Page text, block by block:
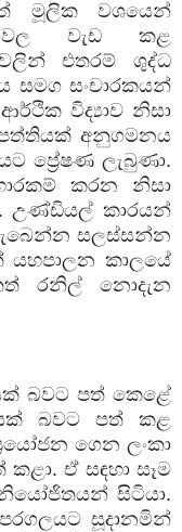
මූලික වශයෙන්
වැඩ කළ
එතරම් ශුද්ධ
සමග සංචාරකයන්
විද්‍යාව නිසා
අනුගමනය
ප්‍රේෂණ ලැබුණා.
කරන නිසා
උණ්ඩියල් කාරයන්
සලස්සන්න
කාලයේ
රනිල් නොදැන
බවට පත් කෙළේ
බවට පත් කළ
ගෙන ලංකා
ඒ සඳහා සෑම
සිටියා.
සූදානමින්